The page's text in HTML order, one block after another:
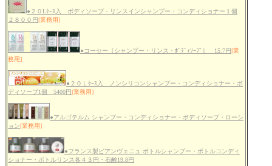
●２０Lｹｰｽ入 ボディソープ・リンスインシャンプー・コンディショナー１個
２８００円[業務用]
●コーセー［シャンプー・リンス・ﾎﾞﾃﾞｨｿｰﾌﾟ］ 15.7円[業
務用]
●２０Ｌｹｰｽ入 ノンシリコンシャンプー・コンディショナー・ボ
ディソープ1個 5400円[業務用]
●アルゴテルム シャンプー・コンディショナー・ボディソープ・ローシ
ョン[業務用]
●フランス製ビアンヴェニュ ボトルシャンプー・ボトルコンディ
ショナー・ボトルリンス各４３円・石鹸19.8円